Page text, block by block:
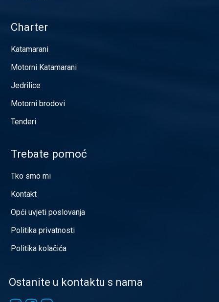
Charter
Katamarani
Motorni Katamarani
Jedrilice
Motorni brodovi
Tenderi
Trebate pomoć
Tko smo mi
Kontakt
Opći uvjeti poslovanja
Politika privatnosti
Politika kolačića
Ostanite u kontaktu s nama